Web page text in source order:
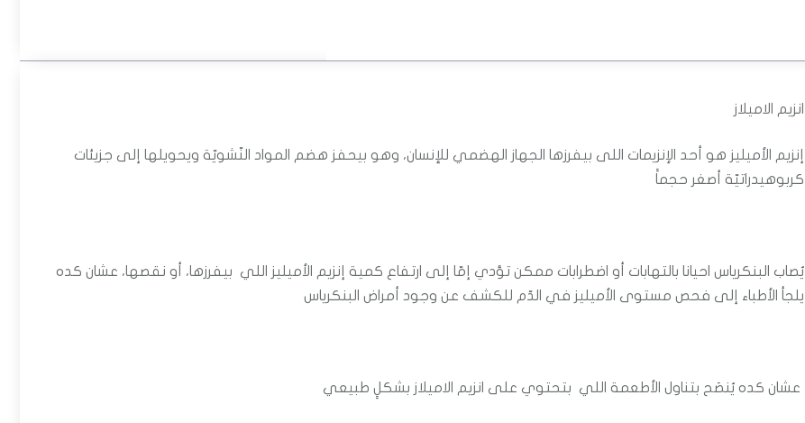
انزيم الاميلاز
إنزيم الأميليز هو أحد الإنزيمات اللى بيفرزها الجهاز الهضمي للإنسان، وهو بيحفز هضم المواد النّشويّة ويحويلها إلى جزيئات
كربوهيدراتيّة أصغر حجماََ
يُصاب البنكرياس احيانا بالتهابات أو اضطرابات ممكن تؤدي إمّا إلى ارتفاع كمية إنزيم الأميليز اللي بيفرزها، أو نقصها، عشان كده
يلجأ الأطباء إلى فحص مستوى الأميليز في الدّم للكشف عن وجود أمراض البنكرياس
عشان كده يُنصَح بتناول الأطعمة اللي بتحتوي على انزيم الاميلاز بشكلِِ طبيعي